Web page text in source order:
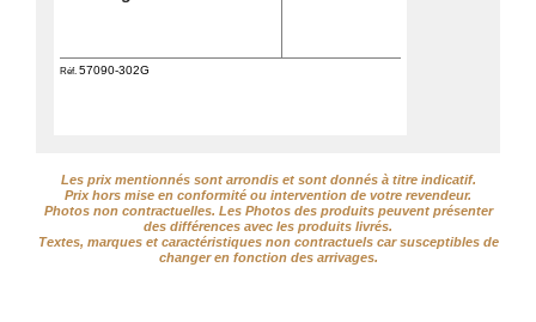
Réf. 57090-302G
Les prix mentionnés sont arrondis et sont donnés à titre indicatif.
Prix hors mise en conformité ou intervention de votre revendeur.
Photos non contractuelles. Les Photos des produits peuvent présenter
des différences avec les produits livrés.
Textes, marques et caractéristiques non contractuels car susceptibles de
changer en fonction des arrivages.